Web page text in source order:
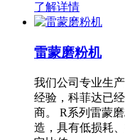
了解详情
雷蒙磨粉机
我们公司专业生
经验，科菲达已
商。 R系列雷蒙
造，具有低损耗